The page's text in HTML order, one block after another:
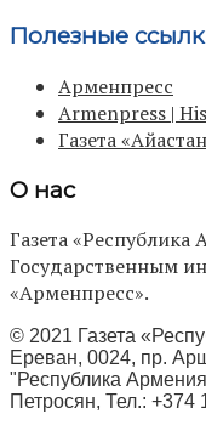
Полезные
Арменпресс
Armenpress |
Газета
О нас
Газета
Государственным
«Арменпресс».
© 2021 Газета
Ереван, 0024, пр.
"Республика
Петросян, Тел.: +374